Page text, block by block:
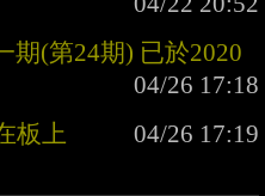
期(第24期) 已於2020
板上